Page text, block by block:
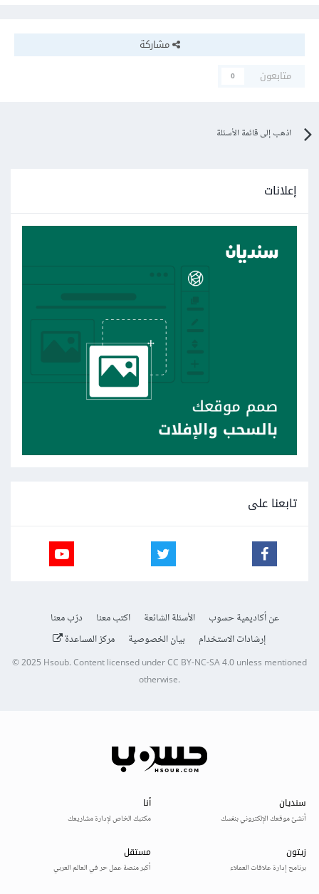
مشاركة
متابعون
0
اذهب إلى قائمة الأسئلة
إعلانات
تابعنا على
عن أكاديمية حسوب الأسئلة الشائعة اكتب معنا
درّب معنا
إرشادات الاستخدام
بيان الخصوصية مركز المساعدة
© 2025Hsoub.Content licensed underCC BY-NC-SA 4.0unless mentioned
otherwise.